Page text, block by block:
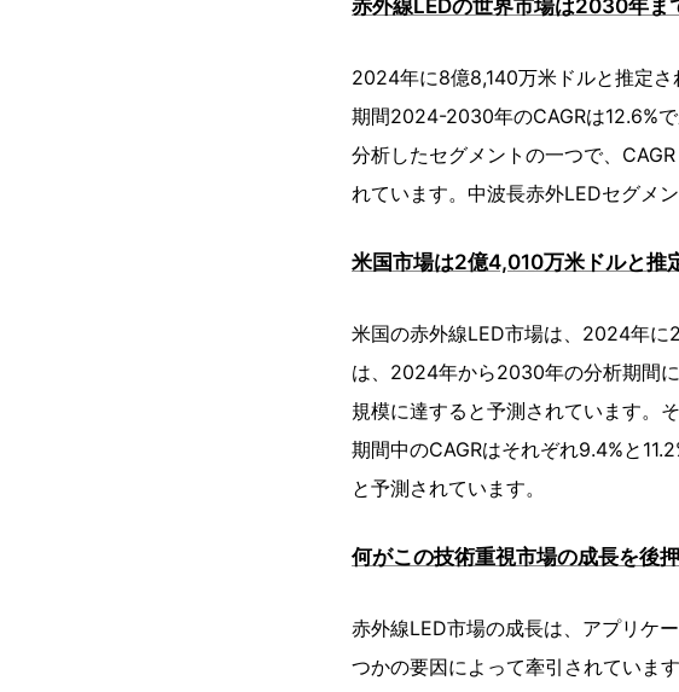
赤外線LEDの世界市場は2030年ま
2024年に8億8,140万米ドルと推定
期間2024-2030年のCAGRは12.6%
分析したセグメントの一つで、
れています。中波長赤外LEDセグメ
米国市場は2億4,010万米ドルと推
米国の赤外線LED市場は、2024年に
は、2024年から2030年の分析期間
規模に達すると予測されています。
期間中のCAGRはそれぞれ9.4%と
と予測されています。
何がこの技術重視市場の成長を後
赤外線LED市場の成長は、アプリケ
つかの要因によって牽引されていま